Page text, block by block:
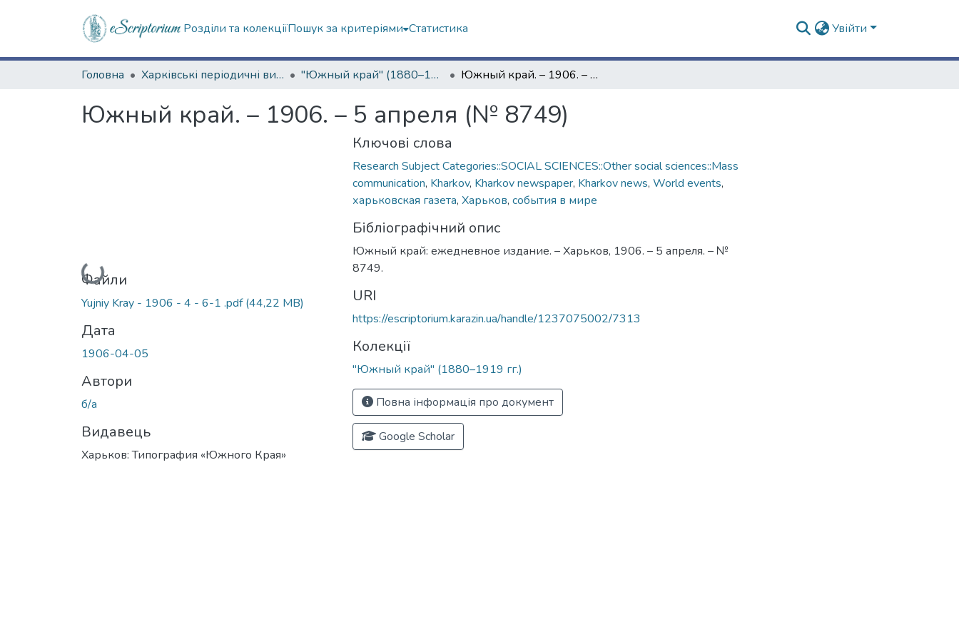
Розділи та колекціїПошук за критеріями Статистика Увійти
Головна Харківські періодичні видання "Южный край" (1880–1919 гг.) Южный край. – 1906. – 5 апреля (№ 8749)
Южный край. – 1906. – 5 апреля (№ 8749)
Вантажиться...
Файли
Yujniy Kray - 1906 - 4 - 6-1 .pdf(44,22 MB)
Дата
1906-04-05
Автори
б/а
Видавець
Харьков: Типография «Южного Края»
Ключові слова
Research Subject Categories::SOCIAL SCIENCES::Other social sciences::Mass
communication, Kharkov, Kharkov newspaper, Kharkov news, World events,
харьковская газета, Харьков, события в мире
Бібліографічний опис
Южный край: ежедневное издание. – Харьков, 1906. – 5 апреля. – №
8749.
URI
https://escriptorium.karazin.ua/handle/1237075002/7313
Колекції
"Южный край" (1880–1919 гг.)
Повна інформація про документ
Google Scholar